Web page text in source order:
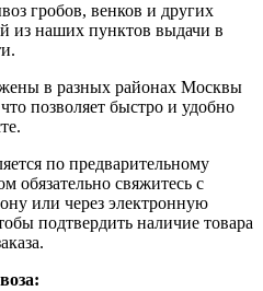
гробов, венков и других
из наших пунктов выдачи в
в разных районах Москвы
позволяет быстро и удобно
по предварительному
обязательно свяжитесь с
или через электронную
подтвердить наличие товара